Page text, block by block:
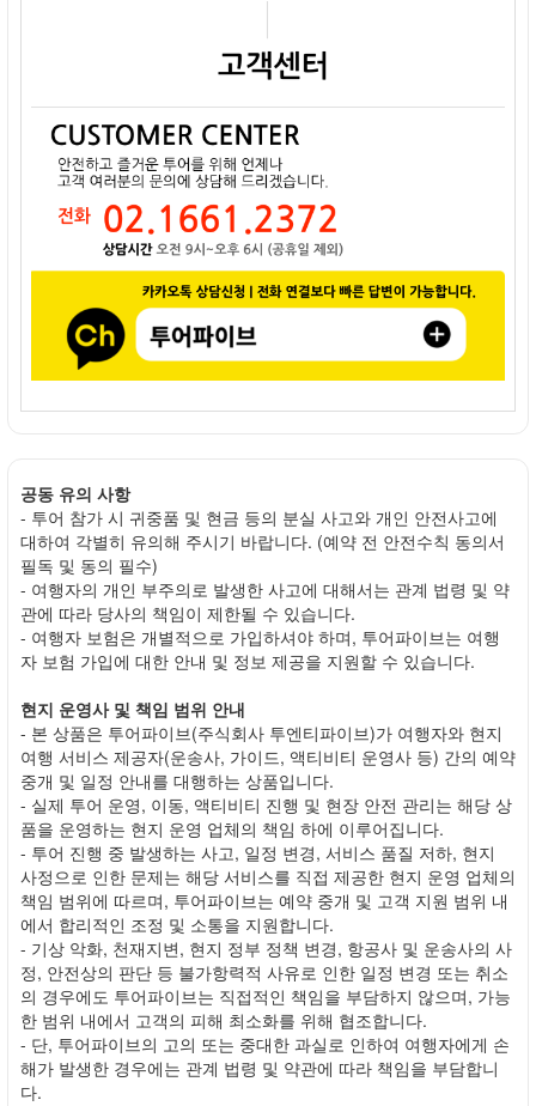
공동 유의 사항
- 투어 참가 시 귀중품 및 현금 등의 분실 사고와 개인 안전사고에
대하여 각별히 유의해 주시기 바랍니다. (예약 전 안전수칙 동의서
필독 및 동의 필수)
- 여행자의 개인 부주의로 발생한 사고에 대해서는 관계 법령 및 약
관에 따라 당사의 책임이 제한될 수 있습니다.
- 여행자 보험은 개별적으로 가입하셔야 하며, 투어파이브는 여행
자 보험 가입에 대한 안내 및 정보 제공을 지원할 수 있습니다.
현지 운영사 및 책임 범위 안내
- 본 상품은 투어파이브(주식회사 투엔티파이브)가 여행자와 현지
여행 서비스 제공자(운송사, 가이드, 액티비티 운영사 등) 간의 예약
중개 및 일정 안내를 대행하는 상품입니다.
- 실제 투어 운영, 이동, 액티비티 진행 및 현장 안전 관리는 해당 상
품을 운영하는 현지 운영 업체의 책임 하에 이루어집니다.
- 투어 진행 중 발생하는 사고, 일정 변경, 서비스 품질 저하, 현지
사정으로 인한 문제는 해당 서비스를 직접 제공한 현지 운영 업체의
책임 범위에 따르며, 투어파이브는 예약 중개 및 고객 지원 범위 내
에서 합리적인 조정 및 소통을 지원합니다.
- 기상 악화, 천재지변, 현지 정부 정책 변경, 항공사 및 운송사의 사
정, 안전상의 판단 등 불가항력적 사유로 인한 일정 변경 또는 취소
의 경우에도 투어파이브는 직접적인 책임을 부담하지 않으며, 가능
한 범위 내에서 고객의 피해 최소화를 위해 협조합니다.
- 단, 투어파이브의 고의 또는 중대한 과실로 인하여 여행자에게 손
해가 발생한 경우에는 관계 법령 및 약관에 따라 책임을 부담합니
다.